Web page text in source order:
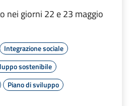
nei giorni 22 e 23 maggio
Integrazione sociale
sostenibile
Piano di sviluppo